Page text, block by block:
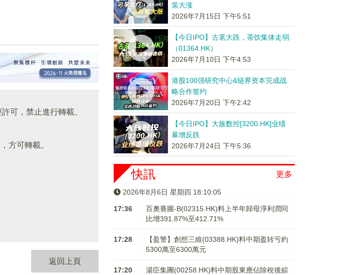
可，禁止進行轉載、
方可轉載。
返回上頁
策大涨
2026年7月15日 下午5:51
【今日IPO】古茗大跌，茶饮集体走弱
（01364.HK）
2026年7月10日 下午4:53
港股100强研究中心&链界资本完成战
略合作签约
2026年7月20日 下午2:42
【今日IPO】大族数控[3200.HK]业绩
暴增反跌
2026年7月24日 下午5:36
更多
快訊
2026年8月6日 星期四 18:10:05
17:36
百奧賽圖-B(02315.HK)料上半年歸母淨利潤同
比增391.87%至412.71%
17:28
【盈警】創想三維(03388.HK)料中期盈转亏約
5300萬至6300萬元
17:20
湯臣集團(00258.HK)料中期股東應佔除稅後綜